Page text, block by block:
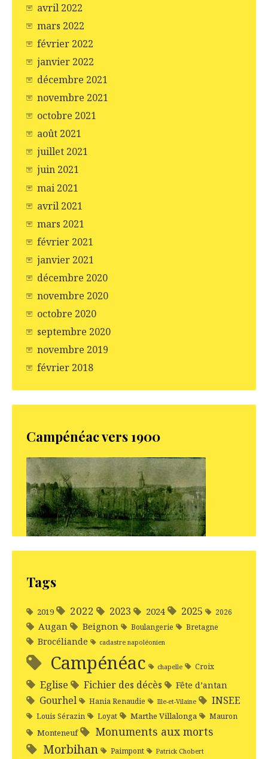
avril 2022
mars 2022
février 2022
janvier 2022
décembre 2021
novembre 2021
octobre 2021
août 2021
juillet 2021
juin 2021
mai 2021
avril 2021
mars 2021
février 2021
janvier 2021
décembre 2020
novembre 2020
octobre 2020
septembre 2020
novembre 2019
février 2018
Campénéac vers 1900
Tags
2019 2022 2023 2024 2025 2026
Augan Beignon Boulangerie Bretagne
Brocéliande cadastre napoléonien
Campénéac chapelle Croix
Eglise Fichier des décès Fête d’antan
Gourhel Hania Renaudie Ille-et-Vilaine INSEE
Louis Sérazin Loyat Marthe Villalonga Mauron
Monteneuf Monuments aux morts
Morbihan Paimpont Patrick Chobert